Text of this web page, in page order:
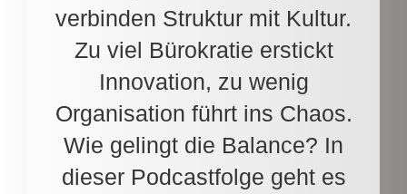
verbinden Struktur mit Kultur.
Zu viel Bürokratie erstickt
Innovation, zu wenig
Organisation führt ins Chaos.
Wie gelingt die Balance? In
dieser Podcastfolge geht es